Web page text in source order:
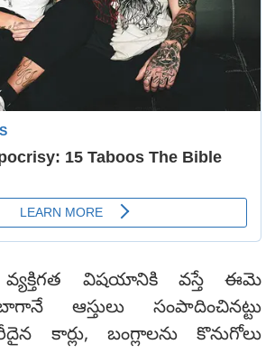
విషయానికి వస్తే ఈమె
ఆస్తులు సంపాదించినట్టు
కార్లు, బంగ్లాలను కొనుగోలు